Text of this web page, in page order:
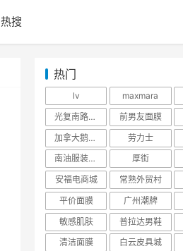
热搜
热门
lv maxmara
光复南路潮牌
前男友面膜
加拿大鹅羽绒服
劳力士
南油服装批发市场
厚街
安福电商城
常熟外贸村
平价面膜
广州潮牌
敏感肌肤
普拉达男鞋
清洁面膜
白云皮具城